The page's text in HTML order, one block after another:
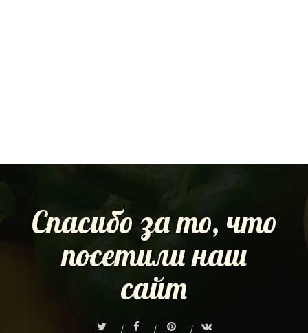
Спасибо за то, что
посетили наш
сайт